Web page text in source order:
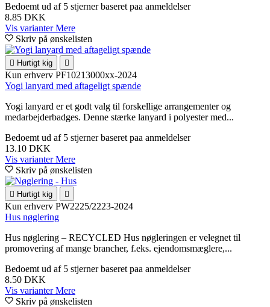
Bedoemt ud af 5 stjerner baseret paa anmeldelser
8.85 DKK
Vis varianterMere
Skriv på ønskelisten
 Hurtigt kig 
Kun erhverv PF10213000xx-2024
Yogi lanyard med aftageligt spænde
Yogi lanyard er et godt valg til forskellige arrangementer og
medarbejderbadges. Denne stærke lanyard i polyester med...
Bedoemt ud af 5 stjerner baseret paa anmeldelser
13.10 DKK
Vis varianterMere
Skriv på ønskelisten
 Hurtigt kig 
Kun erhverv PW2225/2223-2024
Hus nøglering
Hus nøglering – RECYCLED Hus nøgleringen er velegnet til
promovering af mange brancher, f.eks. ejendomsmæglere,...
Bedoemt ud af 5 stjerner baseret paa anmeldelser
8.50 DKK
Vis varianterMere
Skriv på ønskelisten